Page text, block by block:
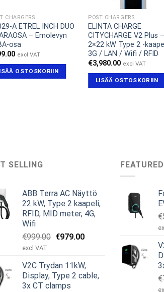
CHARGERS
A ETREL INCH DUO
– Emolevyn
osa
excl VAT
OSTOSKORIIN
POST CHARGERS
ELINTA CHARGE
CITYCHARGE V2 Plus –
2×22 kW Type 2 -
3G / LAN / Wifi / RFID
€3,980.00 excl VAT
LISÄÄ OSTOSKORIIN
SELLING
ABB Terra AC Näyttö
22 kW, Type 2 kaapeli,
RFID, MID meter, 4G,
Wifi
€999.00 Alkuperäinen
€999.00.
€979.00Nykyinen
€979.00.
excl VAT
V2C Trydan 11kW,
Display, Type 2 cable,
3x CT clamps
FEATURED
€
€